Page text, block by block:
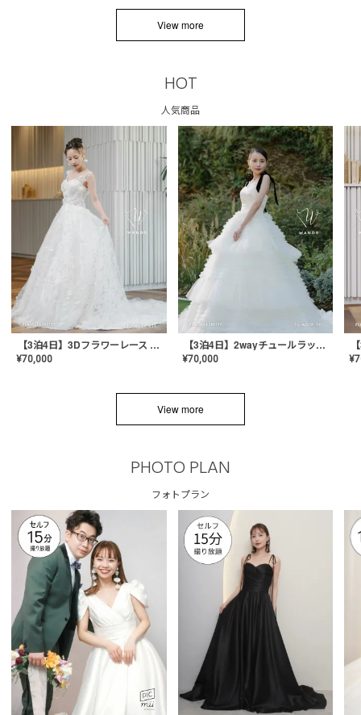
View more
HOT
人気商品
【3泊4日】3Dフラワーレース ドレス〈PD-WDOR-331〉
¥70,000
【3泊4日】2wayチュールラッフルドレス〈PD-WDOR-341RTL〉
¥70,000 ¥
View more
PHOTO PLAN
フォトプラン